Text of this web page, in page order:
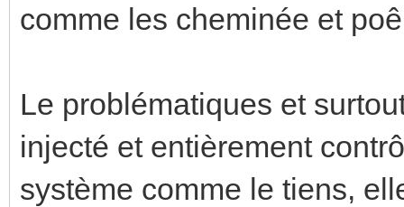
comme les cheminée et
Le problématiques et
injecté et entièrement
système comme le tiens,